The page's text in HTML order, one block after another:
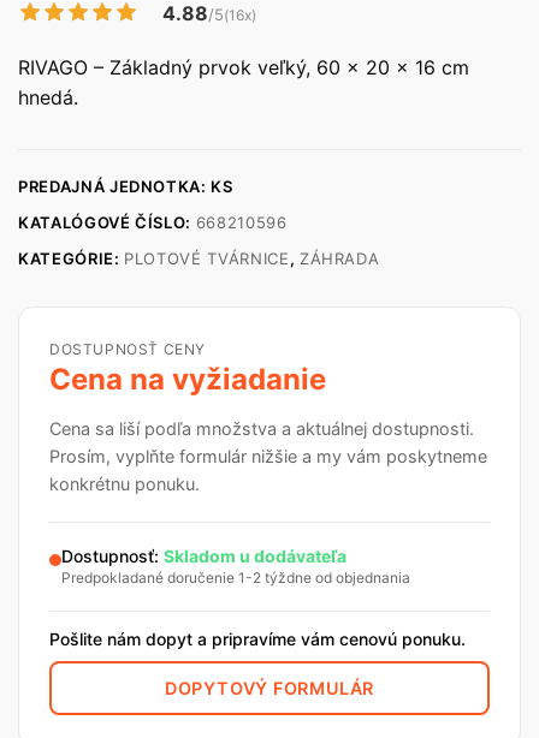
4.88/5(16x)
RIVAGO – Základný prvok veľký, 60 x 20 x 16 cm
hnedá.
PREDAJNÁ JEDNOTKA: KS
KATALÓGOVÉ ČÍSLO: 668210596
KATEGÓRIE: PLOTOVÉ TVÁRNICE, ZÁHRADA
DOSTUPNOSŤ CENY
Cena na vyžiadanie
Cena sa liší podľa množstva a aktuálnej dostupnosti.
Prosím, vyplňte formulár nižšie a my vám poskytneme
konkrétnu ponuku.
Dostupnosť: Skladom u dodávateľa
Predpokladané doručenie 1-2 týždne od objednania
Pošlite nám dopyt a pripravíme vám cenovú ponuku.
DOPYTOVÝ FORMULÁR